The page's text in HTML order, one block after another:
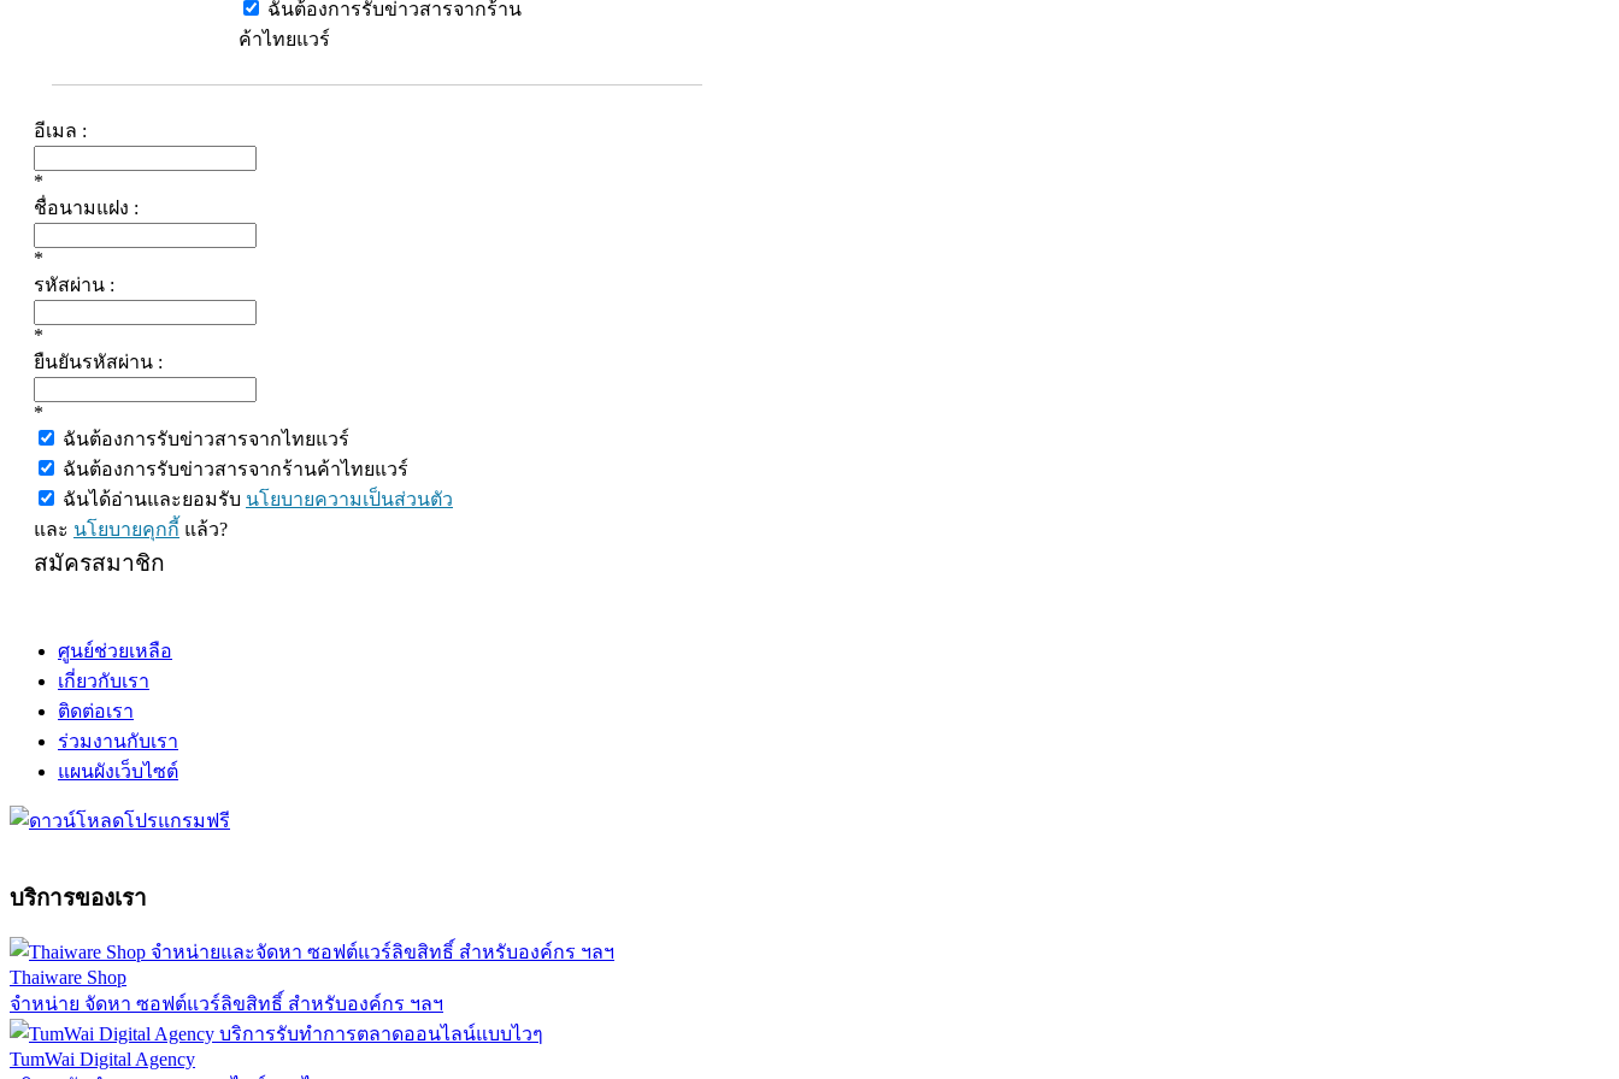
ฉันต้องการรับข่าวสารจากร้าน
ค้าไทยแวร์
อีเมล :
*
ชื่อนามแฝง :
*
รหัสผ่าน :
*
ยืนยันรหัสผ่าน :
*
ฉันต้องการรับข่าวสารจากไทยแวร์
ฉันต้องการรับข่าวสารจากร้านค้าไทยแวร์
ฉันได้อ่านและยอมรับ นโยบายความเป็นส่วนตัว
และ นโยบายคุกกี้ แล้ว?
สมัครสมาชิก
ศูนย์ช่วยเหลือ
เกี่ยวกับเรา
ติดต่อเรา
ร่วมงานกับเรา
แผนผังเว็บไซต์
บริการของเรา
Thaiware Shop
จำหน่าย จัดหา ซอฟต์แวร์ลิขสิทธิ์ สำหรับองค์กร ฯลฯ
TumWai Digital Agency